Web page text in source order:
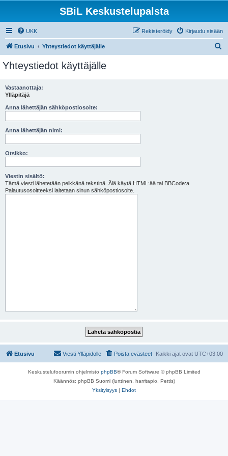
SBiL Keskustelupalsta
UKK Kirjaudu sisään
Rekisteröidy
Etusivu Yhteystiedot käyttäjälle
Yhteystiedot käyttäjälle
Vastaanottaja:
Ylläpitäjä
Anna lähettäjän sähköpostiosoite:
Anna lähettäjän nimi:
Otsikko:
Viestin sisältö:
Tämä viesti lähetetään pelkkänä tekstinä. Älä käytä HTML:ää tai BBCode:a.
Palautusosoitteeksi laitetaan sinun sähköpostiosoite.
Etusivu Kaikki ajat ovat UTC+03:00
Poista evästeet
Viesti Ylläpidolle
Keskustelufoorumin ohjelmisto phpBB® Forum Software © phpBB Limited
Käännös: phpBB Suomi (lurttinen, harritapio, Pettis)
Yksityisyys | Ehdot